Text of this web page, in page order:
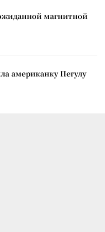
магнитной
американку Пегулу